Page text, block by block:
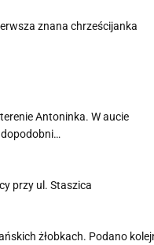
znana chrześcijanka
Antoninka. W aucie
przy ul. Staszica
żłobkach. Podano